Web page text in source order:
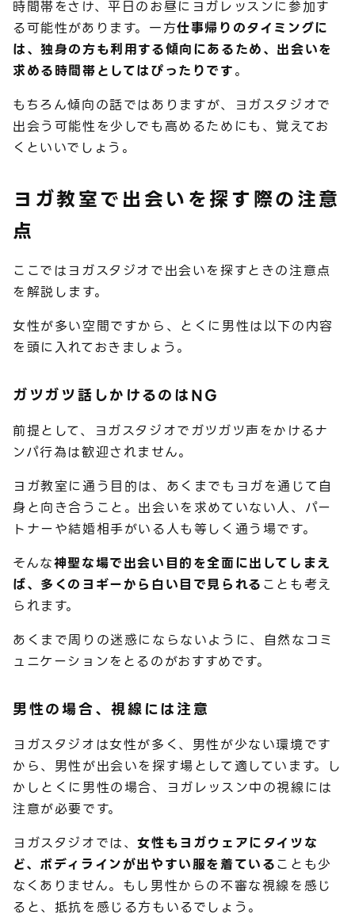
時間帯をさけ、平日のお昼にヨガレッスンに参加す
る可能性があります。一方仕事帰りのタイミングに
は、独身の方も利用する傾向にあるため、出会いを
求める時間帯としてはぴったりです。
もちろん傾向の話ではありますが、ヨガスタジオで
出会う可能性を少しでも高めるためにも、覚えてお
くといいでしょう。
ヨガ教室で出会いを探す際の注意
点
ここではヨガスタジオで出会いを探すときの注意点
を解説します。
女性が多い空間ですから、とくに男性は以下の内容
を頭に入れておきましょう。
ガツガツ話しかけるのはNG
前提として、ヨガスタジオでガツガツ声をかけるナ
ンパ行為は歓迎されません。
ヨガ教室に通う目的は、あくまでもヨガを通じて自
身と向き合うこと。出会いを求めていない人、パー
トナーや結婚相手がいる人も等しく通う場です。
そんな神聖な場で出会い目的を全面に出してしまえ
ば、多くのヨギーから白い目で見られる ことも考え
られます。
あくまで周りの迷惑にならないように、自然なコミ
ュニケーションをとるのがおすすめです。
男性の場合、視線には注意
ヨガスタジオは女性が多く、男性が少ない環境です
から、男性が出会いを探す場として適しています。し
かしとくに男性の場合、ヨガレッスン中の視線には
注意が必要です。
ヨガスタジオでは、女性もヨガウェアにタイツな
ど、ボディラインが出やすい服を着ていることも少
なくありません。もし男性からの不審な視線を感じ
ると、抵抗を感じる方もいるでしょう。